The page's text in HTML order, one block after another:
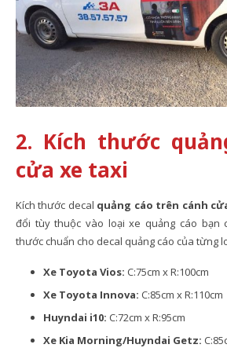
2. Kích thước
cửa xe taxi
Kích thước decal quảng cáo trên cánh
đổi tùy thuộc vào loại xe quảng cáo bạn
thước chuẩn cho decal quảng cáo của từng
Xe Toyota Vios: C:75cm x R:100cm
Xe Toyota Innova: C:85cm x R:110cm
Huyndai i10: C:72cm x R:95cm
Xe Kia Morning/Huyndai Getz: